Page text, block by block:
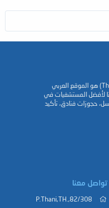
شركة السيف تايلاند (رحلات تايلاند | Thai-Trips) هو الموقع العربي
لأفضل المستشفيات في
حجوزات فنادق، تأكيد
تواصل معنا
82/308,.P.Thani,TH